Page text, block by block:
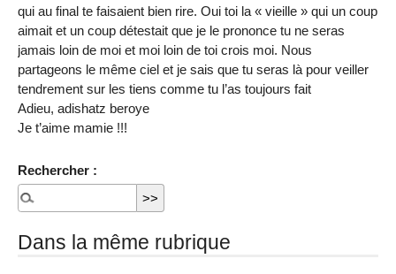
qui au final te faisaient bien rire. Oui toi la « vieille » qui un coup
aimait et un coup détestait que je le prononce tu ne seras
jamais loin de moi et moi loin de toi crois moi. Nous
partageons le même ciel et je sais que tu seras là pour veiller
tendrement sur les tiens comme tu l’as toujours fait
Adieu, adishatz beroye
Je t’aime mamie !!!
Rechercher :
Dans la même rubrique